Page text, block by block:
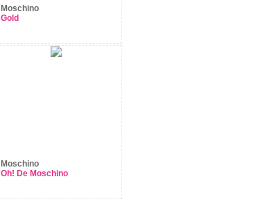
Moschino
Gold
Moschino
Oh! De Moschino